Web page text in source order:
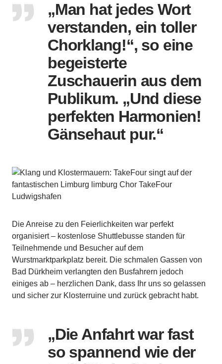
„Man hat jedes Wort
verstanden, ein toller
Chorklang!“, so eine
begeisterte
Zuschauerin aus dem
Publikum. „Und diese
perfekten Harmonien!
Gänsehaut pur.“
Die Anreise zu den Feierlichkeiten war perfekt
organisiert – kostenlose Shuttlebusse standen für
Teilnehmende und Besucher auf dem
Wurstmarktparkplatz bereit. Die schmalen Gassen von
Bad Dürkheim verlangten den Busfahrern jedoch
einiges ab – herzlichen Dank, dass Ihr uns so gelassen
und sicher zur Klosterruine und zurück gebracht habt.
„Die Anfahrt war fast
so spannend wie der